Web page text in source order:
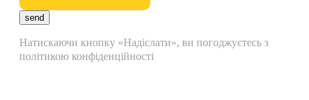
send
Натискаючи кнопку «Надіслати», ви погоджуєтесь з
політикою конфіденційності